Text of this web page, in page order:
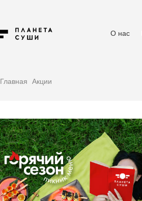
О нас
Главная Акции